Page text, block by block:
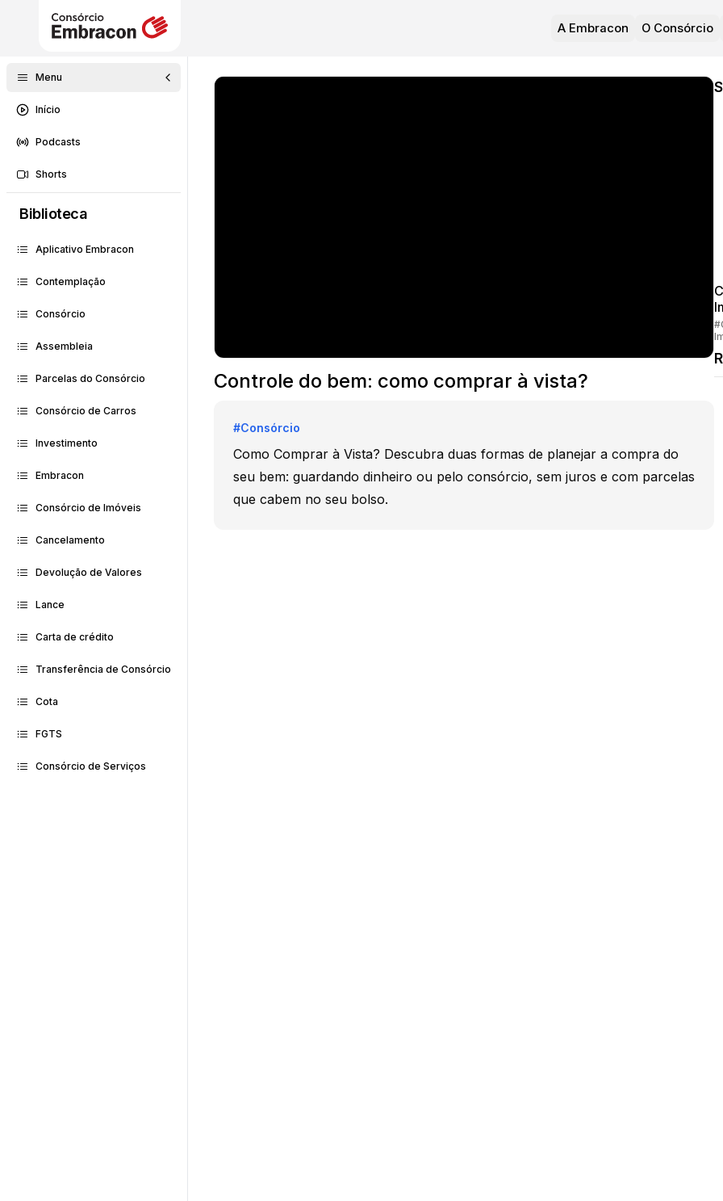
A Embracon O Consórcio
Menu
Início
Podcasts
Shorts
Biblioteca
Aplicativo Embracon
Contemplação
Consórcio
Assembleia
Parcelas do Consórcio
Consórcio de Carros
Investimento
Embracon
Consórcio de Imóveis
Cancelamento
Devolução de Valores
Lance
Carta de crédito
Transferência de Consórcio
Cota
FGTS
Consórcio de Serviços
Controle do bem: como comprar à vista?
#Consórcio
Como Comprar à Vista? Descubra duas formas de planejar a compra do
seu bem: guardando dinheiro ou pelo consórcio, sem juros e com parcelas
que cabem no seu bolso.